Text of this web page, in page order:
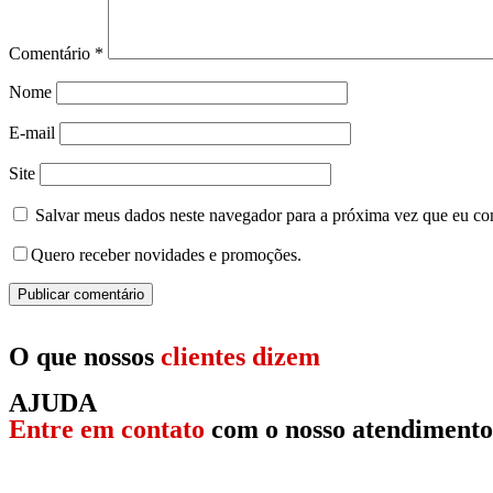
Comentário *
Nome
E-mail
Site
Salvar meus dados neste navegador para a próxima vez que eu
Quero receber novidades e promoções.
O que nossos clientes dizem
AJUDA
Entre em contato com o nosso atendimento